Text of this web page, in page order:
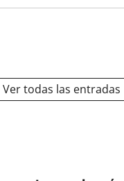
Ver todas las entradas